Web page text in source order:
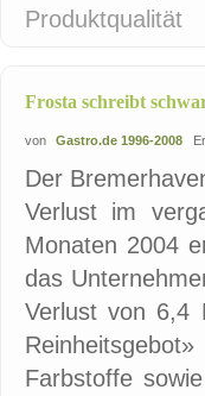
Produktqualität
Frosta schreibt
von Gastro.de 1996-2008
Der
Verlust im
Monaten 2004
das
Verlust von 6,4
Farbstoffe